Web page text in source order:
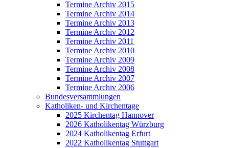
Termine Archiv 2015
Termine Archiv 2014
Termine Archiv 2013
Termine Archiv 2012
Termine Archiv 2011
Termine Archiv 2010
Termine Archiv 2009
Termine Archiv 2008
Termine Archiv 2007
Termine Archiv 2006
Bundesversammlungen
Katholiken- und Kirchentage
2025 Kirchentag Hannover
2026 Katholikentag Würzburg
2024 Katholikentag Erfurt
2022 Katholikentag Stuttgart